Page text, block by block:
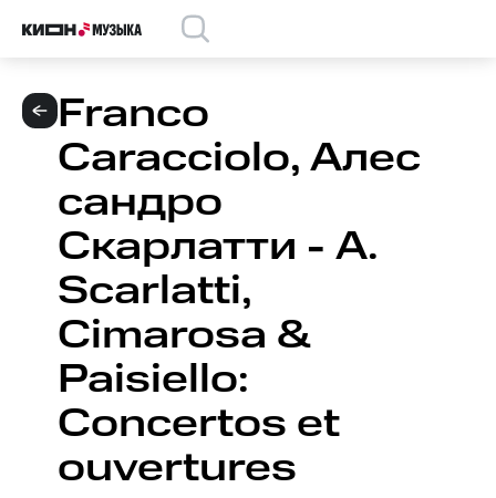
Franco
Caracciolo, Алес
сандро
Скарлатти - A.
Scarlatti,
Cimarosa &
Paisiello:
Concertos et
ouvertures